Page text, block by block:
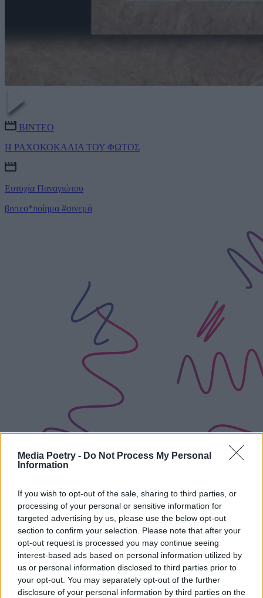
Media Poetry - Do Not Process My Personal
Information
If you wish to opt-out of the sale, sharing to third parties, or
processing of your personal or sensitive information for
targeted advertising by us, please use the below opt-out
section to confirm your selection. Please note that after your
opt-out request is processed you may continue seeing
interest-based ads based on personal information utilized by
us or personal information disclosed to third parties prior to
your opt-out. You may separately opt-out of the further
disclosure of your personal information by third parties on the
ΒΙΝΤΕΟ
Η ΡΑΧΟΚΟΚΑΛΙΑ ΤΟΥ ΦΩΤΟΣ
Ευτυχία Παναγιώτου
βιντεο*ποίημα #σινεμά